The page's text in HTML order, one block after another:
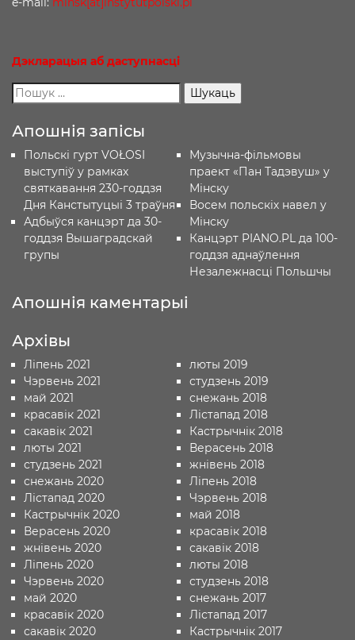
Дэкларацыя аб даступнасці
Апошнія запісы
Польскі гурт VOŁOSI
выступіў у рамках
святкавання 230-годдзя
Дня Канстытуцыі 3 траўня
Адбыўся канцэрт да 30-
годдзя Вышаградскай
групы
Музычна-фільмовы
праект «Пан Тадэвуш» у
Мінску
Восем польскіх навел у
Мінску
Канцэрт PIANO.PL да 100-
годдзя аднаўлення
Незалежнасці Польшчы
Апошнія каментарыі
Архівы
Ліпень 2021
Чэрвень 2021
май 2021
красавік 2021
сакавік 2021
люты 2021
студзень 2021
снежань 2020
Лістапад 2020
Кастрычнік 2020
Верасень 2020
жнівень 2020
Ліпень 2020
Чэрвень 2020
май 2020
красавік 2020
сакавік 2020
люты 2019
студзень 2019
снежань 2018
Лістапад 2018
Кастрычнік 2018
Верасень 2018
жнівень 2018
Ліпень 2018
Чэрвень 2018
май 2018
красавік 2018
сакавік 2018
люты 2018
студзень 2018
снежань 2017
Лістапад 2017
Кастрычнік 2017